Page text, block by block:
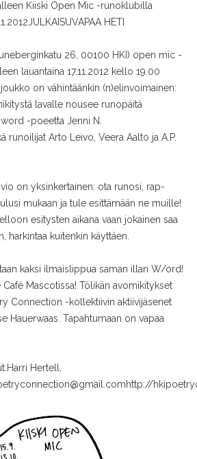
Kiiski Open Mic -runoklubilla
JULKAISUVAPAA HETI
26, 00100 HKI) open mic -
lauantaina 17.11.2012 kello 19.00
on vähintäänkin (n)elinvoimainen:
lavalle nousee runopäitä
-poeetta Jenni N.
runoilijat Arto Leivo, Veera Aalto ja A.P.
on yksinkertainen: ota runosi, rap-
mukaan ja tule esittämään ne muille!
esitysten aikana vaan jokainen saa
harkintaa kuitenkin käyttäen.
kaksi ilmaislippua saman illan W/ord!
Mascotissa! Tölikän avomikitykset
Connection -kollektiivin aktiivijäsenet
Hauerwaas. Tapahtumaan on vapaa
Harri Hertell,
http://